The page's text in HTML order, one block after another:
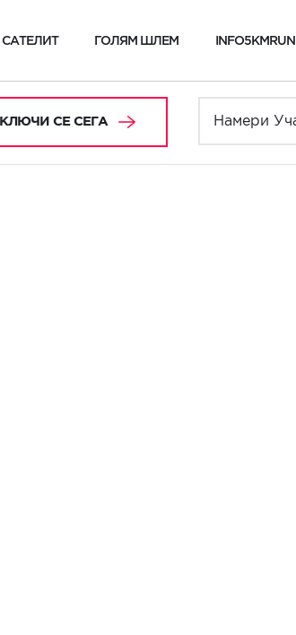
САТЕЛИТ ГОЛЯМ ШЛЕМ INFO5KMRUN
СЕ СЕГА